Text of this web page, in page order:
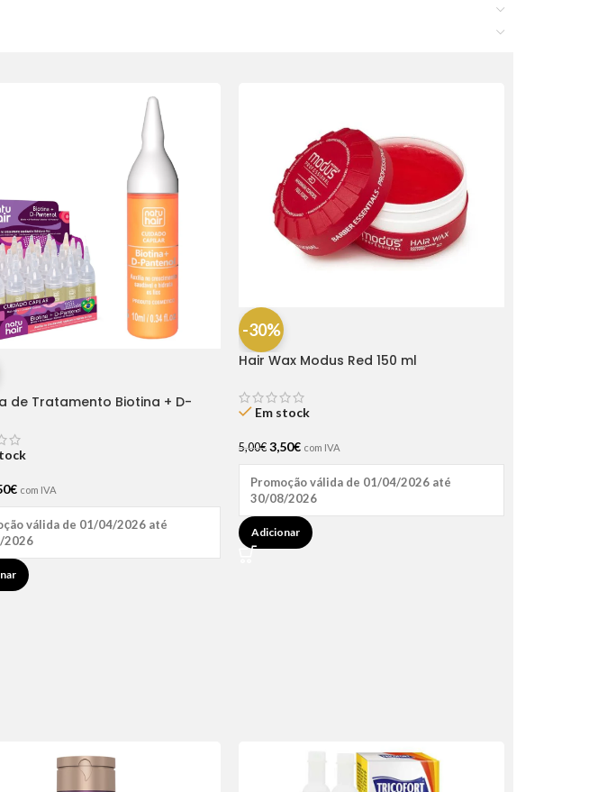
de Tratamento Biotina + D-
€ com IVA
válida de 01/04/2026 até
2026
-30%
Hair Wax Modus Red 150 ml
Em stock
5,00€ 3,50€ com IVA
Promoção válida de 01/04/2026 até
30/08/2026
Adicionar